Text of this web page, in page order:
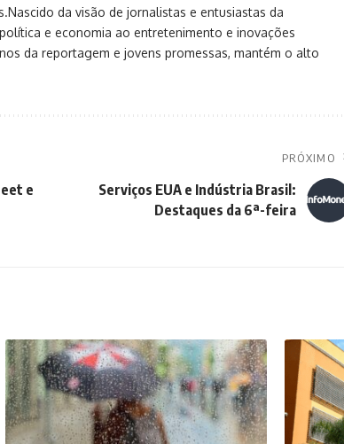
da visão de jornalistas e entusiastas da
e economia ao entretenimento e inovações
da reportagem e jovens promessas, mantém o alto
e
PRÓXIMO
Serviços EUA e Indústria Brasil:
Destaques da 6ª-feira